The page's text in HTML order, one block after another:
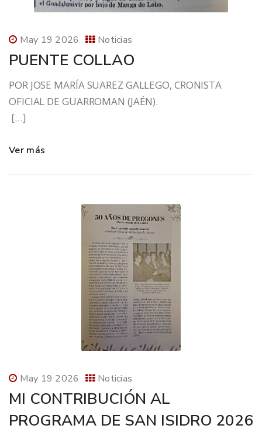
May 19 2026 Noticias
PUENTE COLLAO
POR JOSE MARÍA SUAREZ GALLEGO, CRONISTA
OFICIAL DE GUARROMAN (JAÉN).
[…]
Ver más
May 19 2026 Noticias
MI CONTRIBUCIÓN AL
PROGRAMA DE SAN ISIDRO 2026